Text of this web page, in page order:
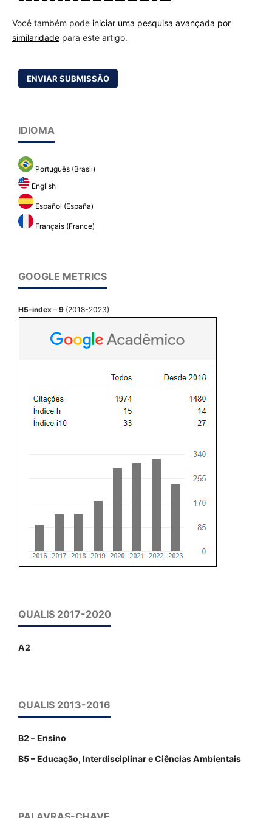
Você também pode iniciar uma pesquisa avançada por
similaridadepara este artigo.
ENVIAR SUBMISSÃO
IDIOMA
Português (Brasil)
English
Español (España)
Français (France)
GOOGLE METRICS
H5-index – 9 (2018-2023)
QUALIS 2017-2020
A2
QUALIS 2013-2016
B2 – Ensino
B5 – Educação, Interdisciplinar e Ciências Ambientais